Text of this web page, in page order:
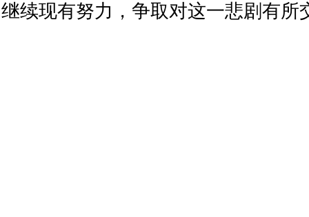
继续现有努力，争取对这一悲剧有所